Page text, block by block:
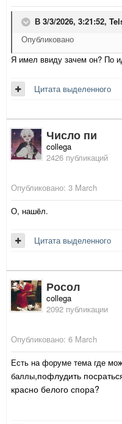
В 3/3/2026, 3:21:52,
Опубликовано
Я имел ввиду зачем он? По
Цитата выделенного
Число пи
collega
2426 публикаций
Опубликовано: 3 March
О, нашëл.
Цитата выделенного
Росол
collega
2092 публикации
Опубликовано: 6 March
Есть на форуме тема где
баллы,пофлудить
красно белого спора?